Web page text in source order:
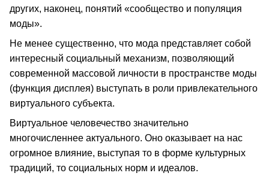
других, наконец, понятий «сообщество и популяция
моды».
Не менее существенно, что мода представляет собой
интересный социальный механизм, позволяющий
современной массовой личности в пространстве моды
(функция дисплея) выступать в роли привлекательного
виртуального субъекта.
Виртуальное человечество значительно
многочисленнее актуального. Оно оказывает на нас
огромное влияние, выступая то в форме культурных
традиций, то социальных норм и идеалов.